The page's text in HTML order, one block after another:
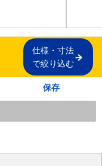
仕様・寸法
で絞り込む
保存